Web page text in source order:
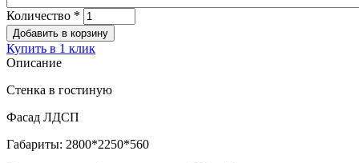
Количество *
Купить в 1 клик
Описание
Стенка в гостиную
Фасад ЛДСП
Габариты: 2800*2250*560